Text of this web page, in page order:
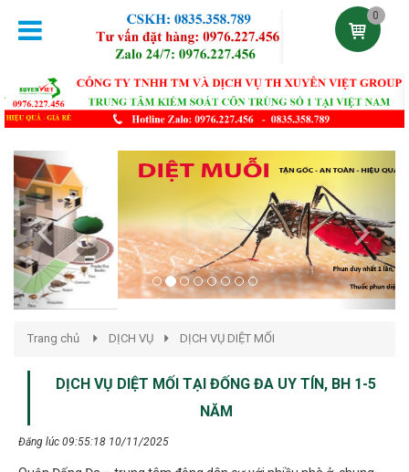
0
Previous Next
DỊCH VỤ DIỆT MỐI
DỊCH VỤ DIỆT MỐI TẠI ĐỐNG ĐA UY TÍN, BH 1-5
NĂM